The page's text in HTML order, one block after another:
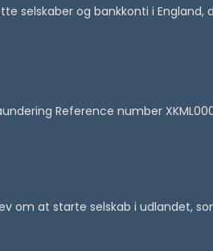
selskaber og bankkonti i
Reference number
at starte selskab i udlandet,